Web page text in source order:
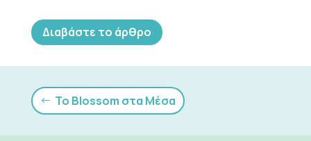
Διαβάστε το άρθρο
Το Blossom στα Μέσα